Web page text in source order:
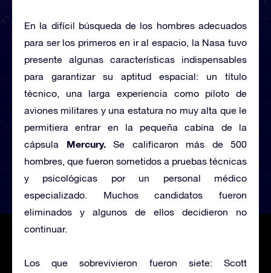
En la difícil búsqueda de los hombres adecuados
para ser los primeros en ir al espacio, la Nasa tuvo
presente algunas características indispensables
para garantizar su aptitud espacial: un título
técnico, una larga experiencia como piloto de
aviones militares y una estatura no muy alta que le
permitiera entrar en la pequeña cabina de la
cápsula Mercury.Se calificaron más de 500
hombres, que fueron sometidos a pruebas técnicas
y psicológicas por un personal médico
especializado. Muchos candidatos fueron
eliminados y algunos de ellos decidieron no
continuar.
Los que sobrevivieron fueron siete: Scott